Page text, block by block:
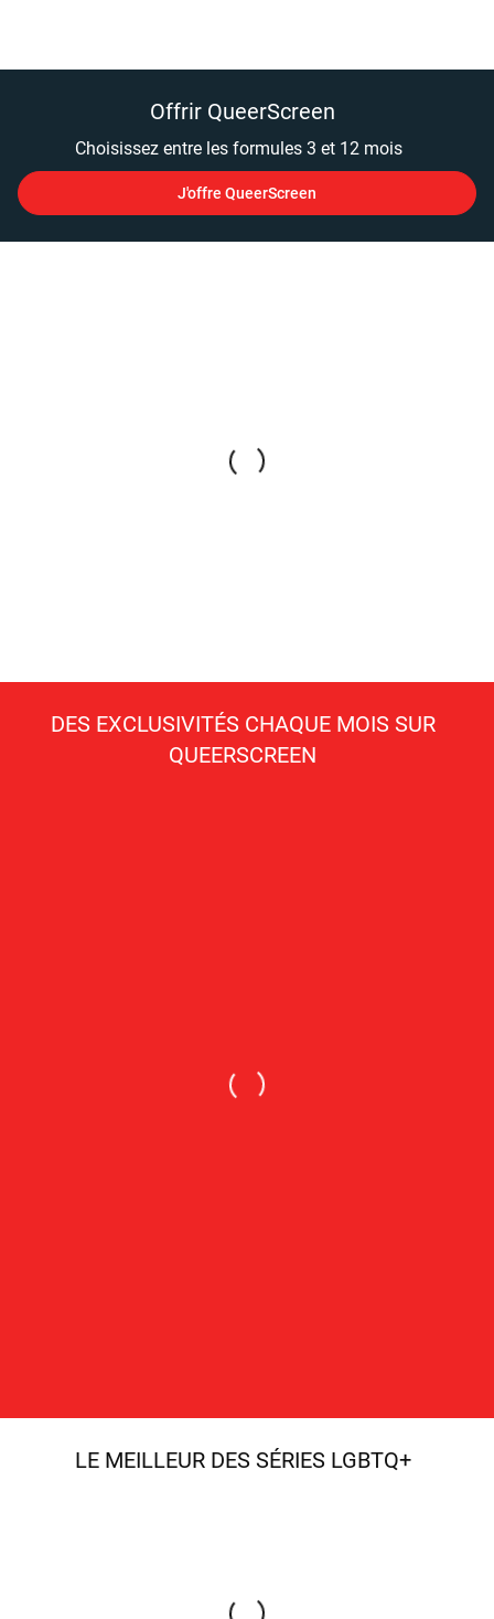
Offrir QueerScreen
Choisissez entre les formules 3 et 12 mois
J'offre QueerScreen
DES EXCLUSIVITÉS CHAQUE MOIS SUR
QUEERSCREEN
LE MEILLEUR DES SÉRIES LGBTQ+